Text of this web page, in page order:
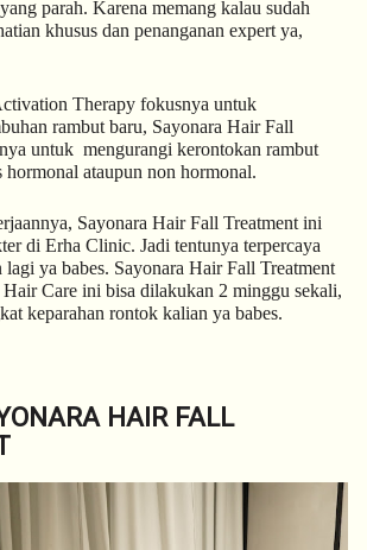
parah. Karena memang kalau sudah
khusus dan penanganan expert ya,
Therapy fokusnya untuk
rambut baru, Sayonara Hair Fall
untuk  mengurangi kerontokan rambut
ataupun non hormonal.
Sayonara Hair Fall Treatment ini
di Erha Clinic. Jadi tentunya terpercaya
ya babes. Sayonara Hair Fall Treatment
Care ini bisa dilakukan 2 minggu sekali,
keparahan rontok kalian ya babes.
HAIR FALL